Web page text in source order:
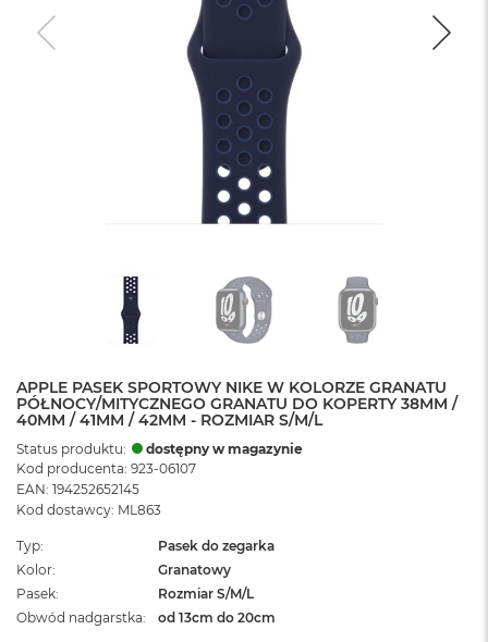
APPLE PASEK SPORTOWY NIKE W KOLORZE GRANATU
PÓŁNOCY/MITYCZNEGO GRANATU DO KOPERTY 38MM /
40MM / 41MM / 42MM - ROZMIAR S/M/L
Status produktu:
dostępny w magazynie
Kod producenta: 923-06107
EAN: 194252652145
Kod dostawcy: ML863
Typ
Pasek do zegarka
Kolor
Granatowy
Pasek
Rozmiar S/M/L
Obwód nadgarstka
od 13cm do 20cm